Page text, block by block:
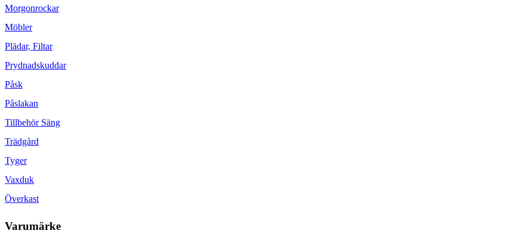
Morgonrockar
Möbler
Plädar, Filtar
Prydnadskuddar
Påsk
Påslakan
Tillbehör Säng
Trädgård
Tyger
Vaxduk
Överkast
Varumärke